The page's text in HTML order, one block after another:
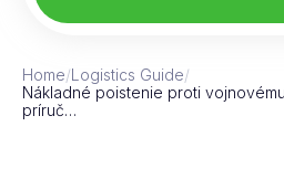
Home/Logistics Guide/
Nákladné poistenie proti
príruč…